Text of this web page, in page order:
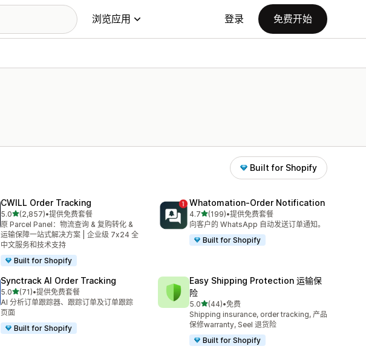
浏览应用 登录 免费开始
Built for Shopify
CWILL Order Tracking
5.0星（满分 5 星）
(2,857)
总共 2857 条评论
•提供免费套餐
原 Parcel Panel：物流查询 & 复购转化 &
运输保障一站式解决方案 | 企业级 7x24 全
中文服务和技术支持
Built for Shopify
Whatomation‑Order Notification
4.7星（满分 5 星）
(199)
总共 199 条评论
•提供免费套餐
向客户的 WhatsApp 自动发送订单通知。
Built for Shopify
Synctrack AI Order Tracking
5.0星（满分 5 星）
(71)
总共 71 条评论
•提供免费套餐
AI 分析订单跟踪器、跟踪订单及订单跟踪
页面
Built for Shopify
Easy Shipping Protection 运输保
险
5.0星（满分 5 星）
(44)
总共 44 条评论
•免费
Shipping insurance, order tracking, 产品
保修warranty, Seel 退货险
Built for Shopify